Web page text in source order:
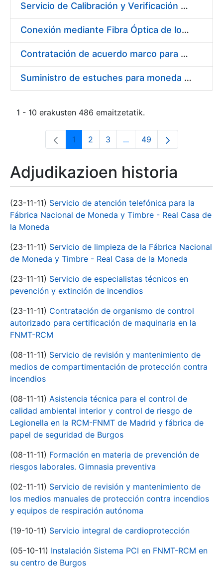
Servicio de Calibración y Verificación Externa de los Equipos de Medición del Servicio de Prevención de la FNMT-RCM
Conexión mediante Fibra Óptica de los Centros de Proceso de Datos (CPDs) de las sedes de la FNMT-RCM de Burgos y Madrid
Contratación de acuerdo marco para el Suministro de Material de Electricidad para la Fábrica Nacional de Moneda y Timbre-Real Casa de la Moneda en su centro de trabajo de Burgos
Suministro de estuches para moneda de 30 €
1 - 10 erakusten 486 emaitzetatik.
Orrialdea
1 Orrialdea
2 Orrialdea
3 ...Intermediate Pages Use
Orrialdea
49
Adjudikazioen historia
(23-11-11) Servicio de atención telefónica para la
Fábrica Nacional de Moneda y Timbre - Real Casa de
la Moneda
(23-11-11) Servicio de limpieza de la Fábrica Nacional
de Moneda y Timbre - Real Casa de la Moneda
(23-11-11) Servicio de especialistas técnicos en
pevención y extinción de incendios
(23-11-11) Contratación de organismo de control
autorizado para certificación de maquinaria en la
FNMT-RCM
(08-11-11) Servicio de revisión y mantenimiento de
medios de compartimentación de protección contra
incendios
(08-11-11) Asistencia técnica para el control de
calidad ambiental interior y control de riesgo de
Legionella en la RCM-FNMT de Madrid y fábrica de
papel de seguridad de Burgos
(08-11-11) Formación en materia de prevención de
riesgos laborales. Gimnasia preventiva
(02-11-11) Servicio de revisión y mantenimiento de
los medios manuales de protección contra incendios
y equipos de respiración autónoma
(19-10-11) Servicio integral de cardioprotección
(05-10-11) Instalación Sistema PCI en FNMT-RCM en
su centro de Burgos